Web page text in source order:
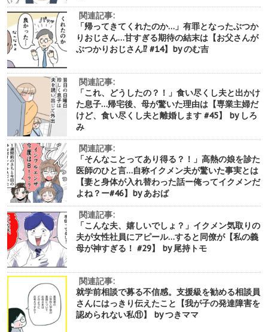
関連記事:
「帰ってきてくれたのか…」有罪となったぶつか
りおじさん…甘すぎる期待の結末は【お父さんが
ぶつかりおじさん⁉︎ #14】by のむ吉
関連記事:
「これ、どうしたの？！」食い尽くし夫と出かけ
た息子…帰宅後、母が驚いた理由は【専業主婦だ
けど、食い尽くし夫と離婚します #45】 by しろ
み
関連記事:
「そんなことってあり得る？！」高熱の娘を診た
医師のひと言…自称イクメン夫が驚いた事実とは
【妻と身体が入れ替わった話ー俺ってイクメンだ
よね？ー#46】by あおば
関連記事:
「こんな夫、嬉しいでしょ？」イクメン気取りの
夫が女性社員にアピール…すると同僚が【私の義
母が神すぎる！ #29】 by 尾持トモ
関連記事:
就学前相談で募る不信感。支援級を勧める相談員
さんにはっきり伝えたこと【我が子の発達障害を
認められない私⑪】 by つきママ